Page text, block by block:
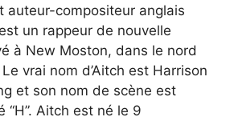
auteur-compositeur anglais
un rappeur de nouvelle
à New Moston, dans le nord
vrai nom d’Aitch est Harrison
et son nom de scène est
“H”. Aitch est né le 9